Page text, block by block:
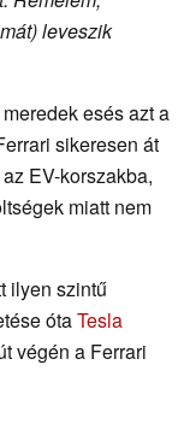
leveszik
esés azt a
sikeresen át
EV-korszakba,
miatt nem
ilyen szintű
ótaTesla
végén a Ferrari